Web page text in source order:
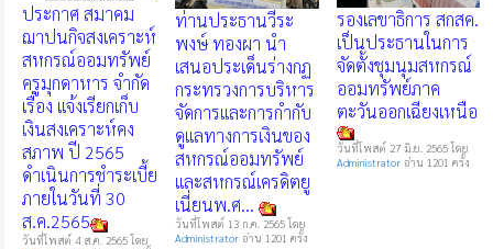
ประกาศ สมาคม
ฌาปนกิจสงเคราะห์
สหกรณ์ออมทรัพย์
ครูมุกดาหาร จำกัด
เรื่อง แจ้งเรียกเก็บ
เงินสงเคราะห์คง
สภาพ ปี 2565
ดำเนินการชำระเบี้ย
ภายในวันที่ 30
ส.ค.2565
วันที่โพสต์ 4 ส.ค. 2565 โดย
ท่านประธานวีระ
พงษ์ ทองผา นำ
เสนอประเด็นร่างกฏ
กระทรวงการบริหาร
จัดการและการกำกับ
ดูแลทางการเงินของ
สหกรณ์ออมทรัพย์
และสหกรณ์เครดิตยู
เนี่ยนพ.ศ...
วันที่โพสต์ 13 ก.ค. 2565 โดย
Administrator อ่าน 1201 ครั้ง
รองเลขาธิการ สกสค.
เป็นประธานในการ
จัดตั้งชุมนุมสหกรณ์
ออมทรัพย์ภาค
ตะวันออกเฉียงเหนือ
วันที่โพสต์ 27 มิ.ย. 2565 โดย
Administrator อ่าน 1201 ครั้ง